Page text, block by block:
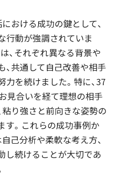
おける成功の鍵として、
行動が強調されていま
、それぞれ異なる背景や
、共通して自己改善や相手
を続けました。特に、37
見合いを経て理想の相手
粘り強さと前向きな姿勢の
す。これらの成功事例か
己分析や柔軟な考え方、
し続けることが大切であ